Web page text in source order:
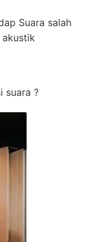
Suara salah
akustik
suara ?